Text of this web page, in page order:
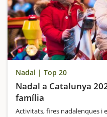
Nadal | Top 20
Nadal a Catalunya
família
Activitats, fires nadalenques i